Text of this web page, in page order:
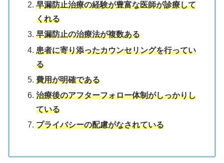
早漏防止治療の経験が豊富な医師が診療して
くれる
早漏防止の治療法が複数ある
患者に寄り添ったカウンセリングを行ってい
る
費用が明確である
治療後のアフターフォロー体制がしっかりし
ている
プライバシーの配慮がなされている